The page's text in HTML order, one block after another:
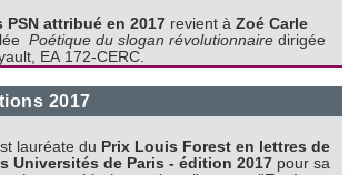
PSN attribué en 2017 revient àZoé Carle
Poétique du slogan révolutionnaire dirigée
EA 172-CERC.
2017
lauréate du Prix Louis Forest en lettres de
Universités de Paris - édition 2017 pour sa